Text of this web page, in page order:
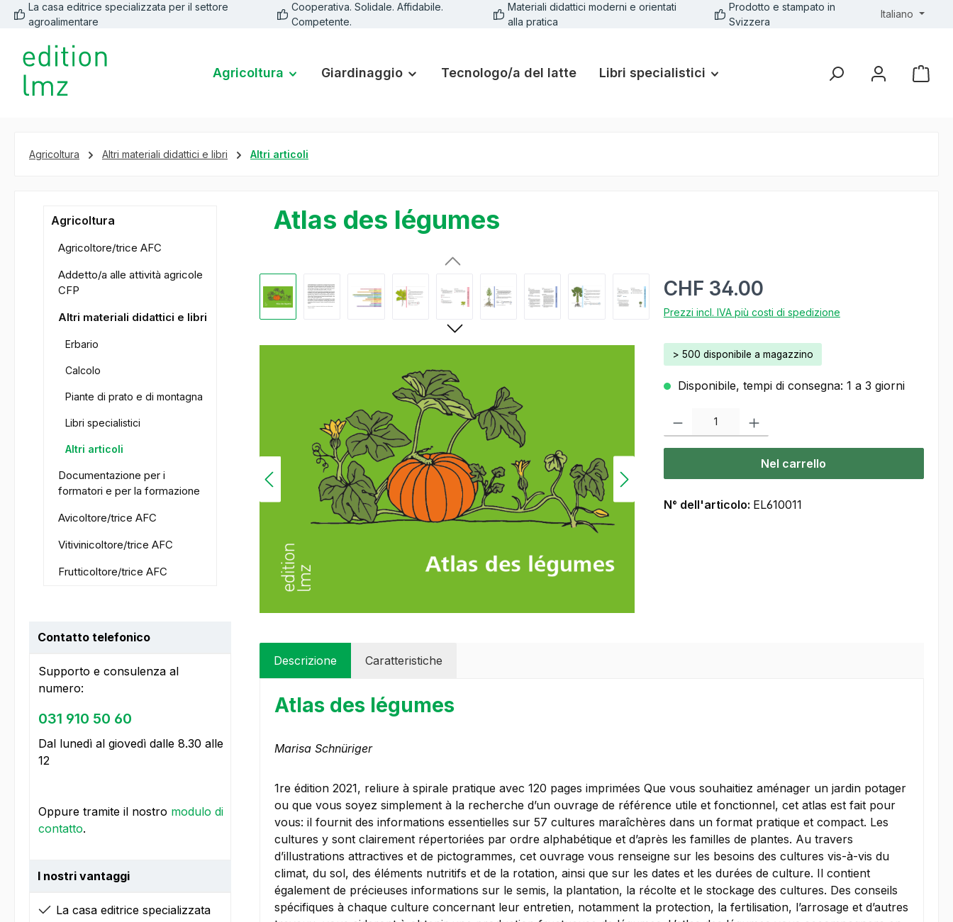
Passa alla navigazione principale
La casa editrice specializzata per il settore
agroalimentare
Cooperativa. Solidale. Affidabile.
Competente.
Materiali didattici moderni e orientati
alla pratica
Prodotto e stampato in
Svizzera
Italiano
Agricoltura Giardinaggio Tecnologo/a del latte Libri specialistici
Agricoltura Altri materiali didattici e libri Altri articoli
Agricoltura
Agricoltore/trice AFC
Addetto/a alle attività agricole
CFP
Altri materiali didattici e libri
Erbario
Calcolo
Piante di prato e di montagna
Libri specialistici
Altri articoli
Documentazione per i
formatori e per la formazione
Avicoltore/trice AFC
Vitivinicoltore/trice AFC
Frutticoltore/trice AFC
Contatto telefonico
Supporto e consulenza al
numero:
031 910 50 60
Dal lunedì al giovedì dalle 8.30 alle
12
Oppure tramite il nostro modulo di
contatto.
I nostri vantaggi
La casa editrice specializzata
Atlas des légumes
Salta la galleria di immagini CHF 34.00
Prezzi incl. IVA più costi di spedizione
> 500 disponibile a magazzino
Disponibile, tempi di consegna: 1 a 3 giorni
Nel carrello
N° dell'articolo: EL610011
Descrizione Caratteristiche
Atlas des légumes
Marisa Schnüriger
1re édition 2021, reliure à spirale pratique avec 120 pages imprimées Que vous souhaitiez aménager un jardin potager
ou que vous soyez simplement à la recherche d’un ouvrage de référence utile et fonctionnel, cet atlas est fait pour
vous: il fournit des informations essentielles sur 57 cultures maraîchères dans un format pratique et compact. Les
cultures y sont clairement répertoriées par ordre alphabétique et d’après les familles de plantes. Au travers
d’illustrations attractives et de pictogrammes, cet ouvrage vous renseigne sur les besoins des cultures vis-à-vis du
climat, du sol, des éléments nutritifs et de la rotation, ainsi que sur les dates et les durées de culture. Il contient
également de précieuses informations sur le semis, la plantation, la récolte et le stockage des cultures. Des conseils
spécifiques à chaque culture concernant leur entretien, notamment la protection, la fertilisation, l’arrosage et d’autres